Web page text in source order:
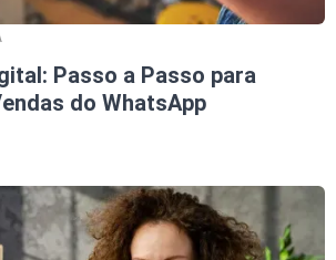
Passo a Passo para
do WhatsApp